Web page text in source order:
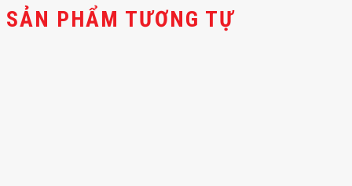
SẢN PHẨM TƯƠNG TỰ